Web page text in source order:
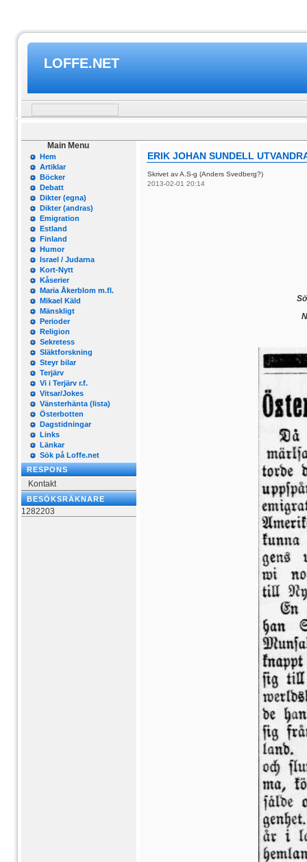
LOFFE.NET
Main Menu
Hem
Artiklar
Böcker
Debatt
Dikter (egna)
Dikter (andras)
Emigration
Estland
Finland
Humor
Israel / Judarna
Kort-Nytt
Kåserier
Maria Åkerblom m.fl.
Mikael Käld
Mänskligt
Perioder
Religion
Sekretess
Släktforskning
Steyr bilar
Terjärv
Vi i Terjärv r.f.
Vitsar/Jokes
Vänsterhänta (lista)
Österbotten
Dagstidningar
Links
Länkar
Sök på Loffe.net
RESPONS
Kontakt
BESÖKSRÄKNARE
1282203
ERIK JOHAN SUNDELL
Skrivet av A.S-g (Anders Svedberg?)
2013-02-01 20:14